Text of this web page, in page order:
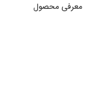
معرفی محصول